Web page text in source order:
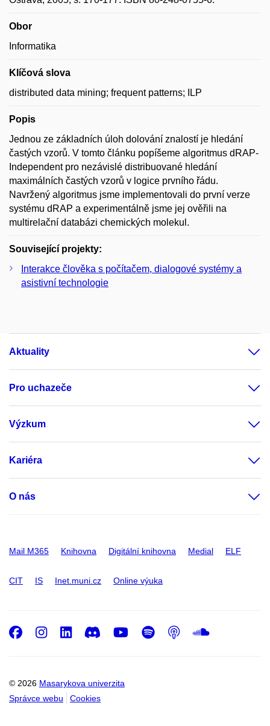
Obor
Informatika
Klíčová slova
distributed data mining; frequent patterns; ILP
Popis
Jednou ze základních úloh dolování znalostí je hledání
častých vzorů. V tomto článku popíšeme algoritmus dRAP-
Independent pro nezávislé distribuované hledání
maximálních častých vzorů v logice prvního řádu.
Navržený algoritmus jsme implementovali do první verze
systému dRAP a experimentálně jsme jej ověřili na
multirelační databázi chemických molekul.
Související projekty:
Interakce člověka s počítačem, dialogové systémy a
asistivní technologie
Aktuality
Pro uchazeče
Výzkum
Kariéra
O nás
Mail M365 Knihovna Digitální knihovna Medial ELF
CIT IS Inet.muni.cz Online výuka
© 2026 Masarykova univerzita
Správce webu
Cookies
Facebook
Instagram
LinkedIn
DiscordYoutube
Spotify
Podcast